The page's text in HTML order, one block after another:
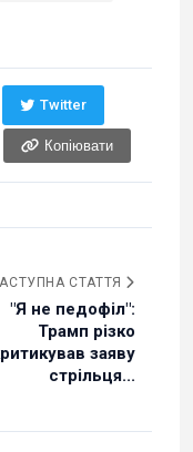
Twitter
Копіювати
СТАТТЯ
"Я не педофіл":
Трамп різко
заяву
стрільця...